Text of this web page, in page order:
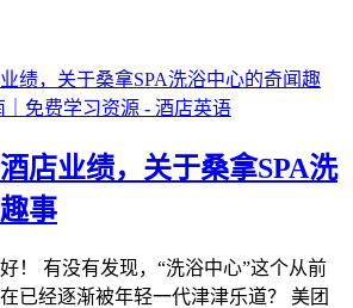
店业绩，关于桑拿SPA洗
事
！ 有没有发现，“洗浴中心”这个从前
已经逐渐被年轻一代津津乐道？ 美团